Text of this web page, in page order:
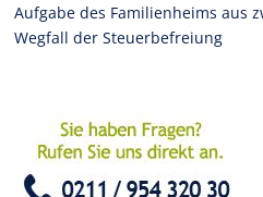
Aufgabe des Familienheims aus
Wegfall der Steuerbefreiung